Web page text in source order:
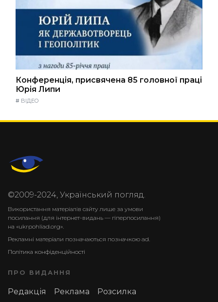
Конференція, присвячена 85 головної праці
Юрія Липи
# ВІДЕО
©2009-2024, Український погляд.
Використання матеріалів сайту лише за умови
посилання (для інтернет-видань — гіперпосилання)
на «ukrpohliad.org».
Рекламні матеріали позначаються позначкою ad.
Політика конфіденційності
ПРО ВИДАННЯ
Редакція Реклама Розсилка